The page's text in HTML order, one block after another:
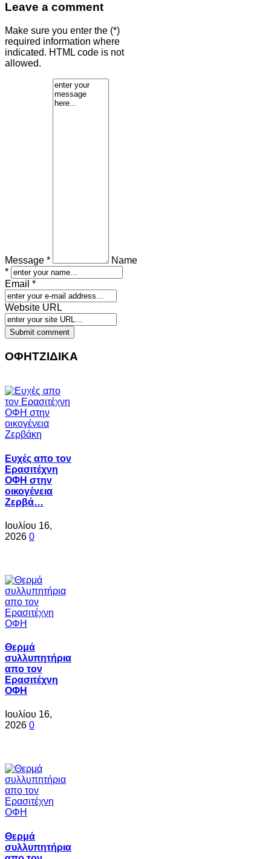
Leave a comment
Make sure you enter the (*)
required information where
indicated. HTML code is not
allowed.
Message *
Name
*
Email *
Website URL
ΟΦΗΤΖΙΔΙΚΑ
Ευχές απο τον
Ερασιτέχνη
ΟΦΗ στην
οικογένεια
Ζερβά…
Ιουλίου 16,
2026 0
Θερμά
συλλυπητήρια
απο τον
Ερασιτέχνη
ΟΦΗ
Ιουλίου 16,
2026 0
Θερμά
συλλυπητήρια